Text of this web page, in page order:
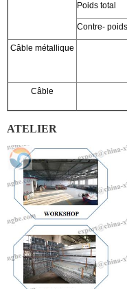
Poids total
Contre- poids
Câble métallique
Câble
ATELIER